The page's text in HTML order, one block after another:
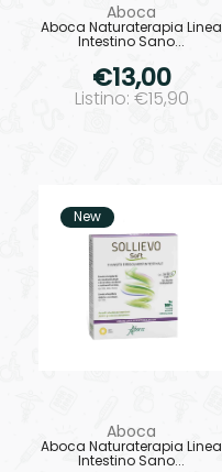
Aboca
Aboca Naturaterapia Linea
Intestino Sano...
€13,00
Listino: €15,90
New
Aboca
Aboca Naturaterapia Linea
Intestino Sano...